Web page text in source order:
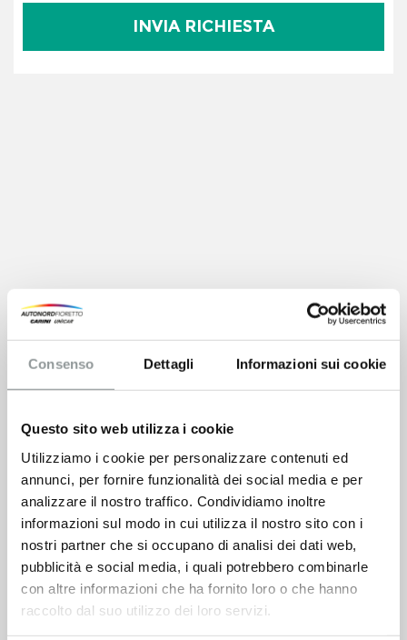
Consenso Dettagli Informazioni sui cookie
Questo sito web utilizza i cookie
Utilizziamo i cookie per personalizzare contenuti ed
annunci, per fornire funzionalità dei social media e per
analizzare il nostro traffico. Condividiamo inoltre
informazioni sul modo in cui utilizza il nostro sito con i
nostri partner che si occupano di analisi dei dati web,
pubblicità e social media, i quali potrebbero combinarle
con altre informazioni che ha fornito loro o che hanno
raccolto dal suo utilizzo dei loro servizi.